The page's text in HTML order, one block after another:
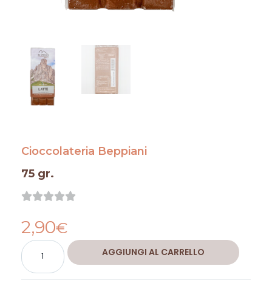
Cioccolateria Beppiani
75 gr.

5
2,90€
Tavoletta
Dolomitica
al
AGGIUNGI AL CARRELLO
Alternative: